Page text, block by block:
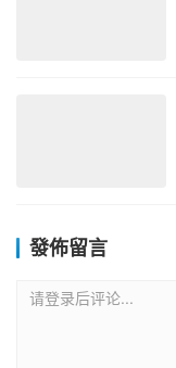
發佈留言
请登录后评论...